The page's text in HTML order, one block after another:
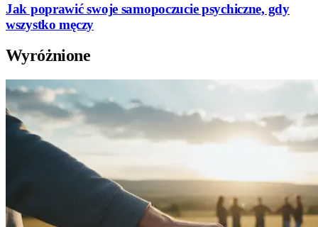
Jak poprawić swoje samopoczucie psychiczne, gdy
wszystko męczy
Wyróżnione